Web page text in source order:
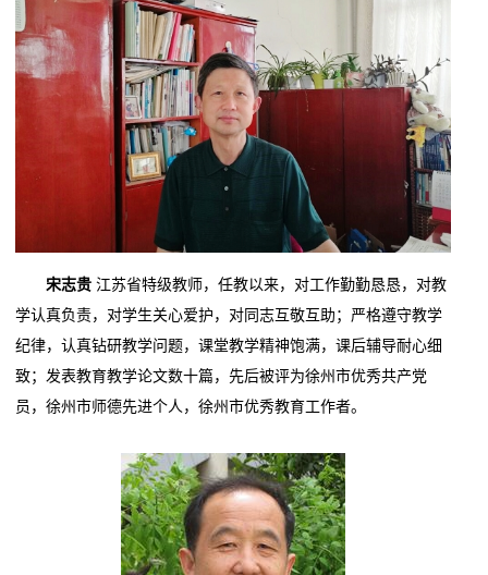
宋志贵 江苏省特级教师，任教以来，对工作勤勤恳恳，对教
学认真负责，对学生关心爱护，对同志互敬互助；严格遵守教学
纪律，认真钻研教学问题，课堂教学精神饱满，课后辅导耐心细
致；发表教育教学论文数十篇，先后被评为徐州市优秀共产党
员，徐州市师德先进个人，徐州市优秀教育工作者。